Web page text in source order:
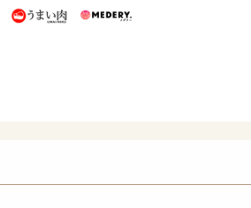
うまいパン うまい肉